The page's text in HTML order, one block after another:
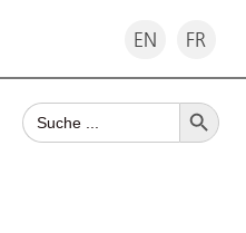
EN FR
Search
for:
Search Button